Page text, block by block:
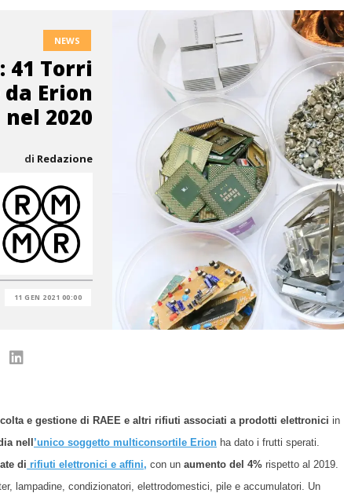
NEWS
Torri
Erion
nel 2020
di Redazione
11 GEN 2021 00:00
e gestione di RAEE e altri rifiuti associati a prodotti elettronici in
nell ’unico soggetto multiconsortile Erion ha dato i frutti sperati.
di rifiuti elettronici e affini, con un aumento del 4% rispetto al 2019.
lampadine, condizionatori, elettrodomestici, pile e accumulatori. Un